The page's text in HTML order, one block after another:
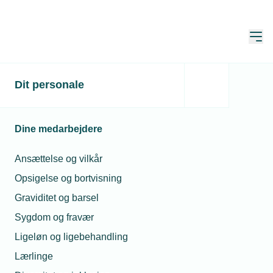
Dit personale
Dine medarbejdere
Ansættelse og vilkår
Opsigelse og bortvisning
Graviditet og barsel
Sygdom og fravær
Ligeløn og ligebehandling
Lærlinge
Netværksmøde om
Flådestation Korsør
Publiceret: 11. jan. 2024